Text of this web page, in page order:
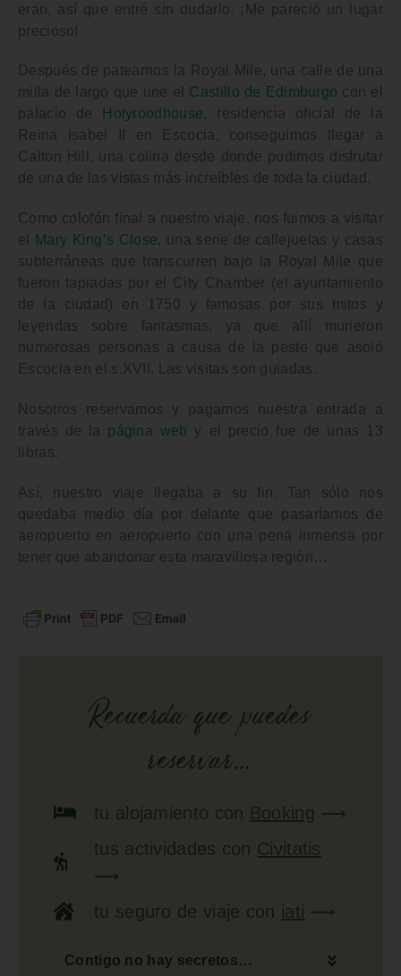
eran, así que entré sin dudarlo. ¡Me pareció un lugar
precioso!
Después de patearnos la Royal Mile, una calle de una
milla de largo que une el Castillo de Edimburgo con el
palacio de
Holyroodhouse, residencia oficial de la
Reina Isabel II
en Escocia , conseguimos llegar a
Calton Hill
, una colina desde donde pudimos disfrutar
de una de las vistas más increíbles de toda la ciudad.
Como colofón final a nuestro viaje, nos fuimos a visitar
el
Mary King’s Close, una serie de callejuelas y casas
subterráneas que transcurren bajo la
Royal Mile que
fueron tapiadas por el City Chamber (el ayuntamiento
de la ciudad) en 1750 y famosas por sus mitos y
leyendas sobre fantasmas, ya que allí murieron
numerosas personas a causa de la peste que asoló
Escocia en el s.XVII. Las visitas son guiadas.
Nosotros reservamos y pagamos nuestra entrada a
través de la página web y el precio fue de unas
13
libras.
Así, nuestro viaje llegaba a su fin. Tan sólo nos
quedaba medio día por delante que pasaríamos de
aeropuerto en aeropuerto con una pena inmensa por
tener que abandonar esta maravillosa región…
Recuerda que puedes
reservar...
tu alojamiento con Booking ⟶
tus actividades con Civitatis
⟶
tu seguro de viaje con iati ⟶
Contigo no hay secretos…